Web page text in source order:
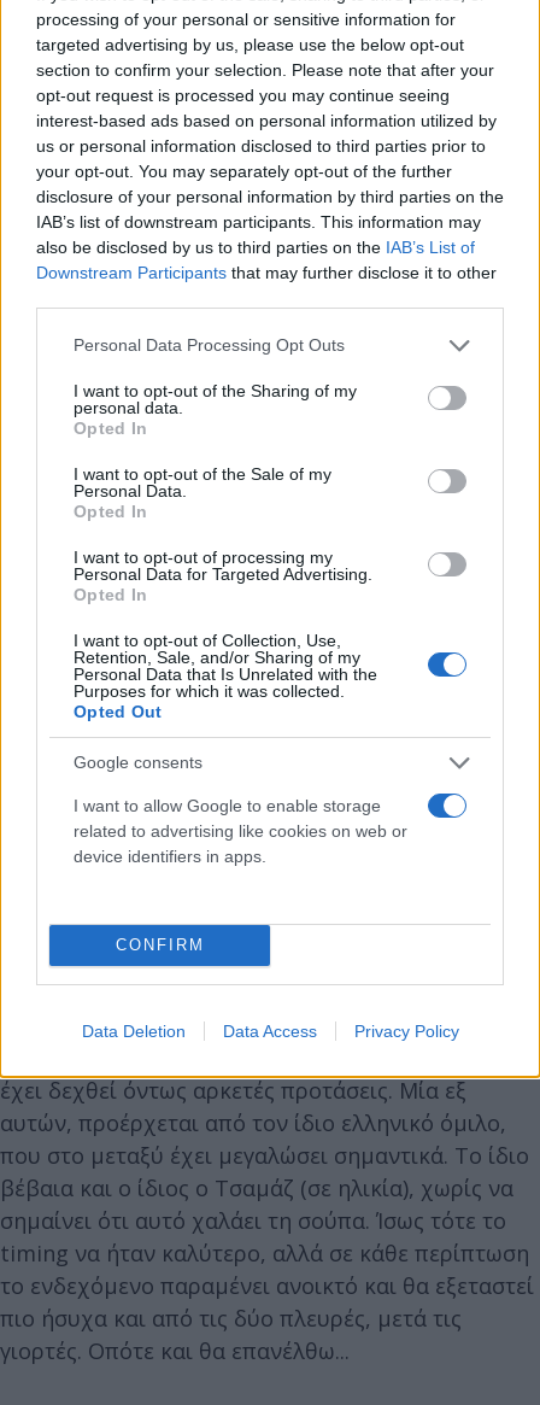
processing of your personal or sensitive information for
targeted advertising by us, please use the below opt-out
section to confirm your selection. Please note that after your
opt-out request is processed you may continue seeing
interest-based ads based on personal information utilized by
us or personal information disclosed to third parties prior to
your opt-out. You may separately opt-out of the further
disclosure of your personal information by third parties on the
IAB’s list of downstream participants. This information may
also be disclosed by us to third parties on the IAB’s List of
Downstream Participants that may further disclose it to other
Please note that this website/app uses one or more Google
not limited to your visit or usage behaviour. You may click to
grant or deny consent to Google and its third-party tags to
use your data for below specified purposes in below Google
consent section.
Personal Data Processing Opt Outs
I want to opt-out of the Sharing of my
personal data.
Opted In
I want to opt-out of the Sale of my
Personal Data.
Opted In
I want to opt-out of processing my
Personal Data for Targeted Advertising.
Opted In
I want to opt-out of Collection, Use,
Retention, Sale, and/or Sharing of my
Personal Data that Is Unrelated with the
Purposes for which it was collected.
Opted Out
Google consents
I want to allow Google to enable storage
related to advertising like cookies on web or
device identifiers in apps.
CONFIRM
Data Deletion Data Access Privacy Policy
τελικές αποφάσεις, σας είχα ενημερώσει πως ο
Κώστας Νεμπήςθα είναι ο διάδοχος τουΜιχάλη
Τσαμάζ, στο τιμόνι του ΟΤΕ. Οπότε και θεωρώ πως
δικαιούμαι να επανέλθω με τα περαιτέρω...
Κατ’ αρχήν να σας πω πως η αλλαγή φρουράς, δεν
έγινε λόγω του γεγονότος ότι ο «τιμονιέρης» δεν
πέτυχε τους στόχους του. Το αντίθετο μάλιστα.
μορφή ενός παρόχου διευρυμένων υπηρεσιών και
δραστηριοτήτων. Με πολλά αντικείμενα. Γι’ αυτό
και τοποθετούν έναν 50άρη, που προέρχεται από
άλλη, δεν σημαίνει ότι και η αλλαγή, θα είναι a walk
in the park, που λένε στο χωριό μου. Στην ηγεσία
θα υπάρξουν αρκετές αλλαγές προς την
κατεύθυνση αυτή και λογικό είναι στο διάστημα
Επόμενη δουλειά
Τώρα, για τους κουτσομπόληδες, που
αναρωτιούνται τι θα κάνει ο 64χρονος
Μιχάλης
Τσαμάζτην επόμενη ημέρα, να σας πω αυτά που
ξέρω... Λοιπόν, το 2017, όταν είχε τεθεί πάλι το
είχε δεχθεί μία σοβαρότατη πρόταση να αναλάβει
τα ηνία μιας πολύ μεγάλης ελληνικής εταιρείας με
διεθνή διάσταση και προοπτική. Τελικά, αυτή δεν
προχώρησε, μια και το στέλεχος αποφάσισε να
έχει δεχθεί όντως αρκετές προτάσεις. Μία εξ
αυτών, προέρχεται από τον ίδιο ελληνικό όμιλο,
που στο μεταξύ έχει μεγαλώσει σημαντικά. Το ίδιο
βέβαια και ο ίδιος ο Τσαμάζ (σε ηλικία), χωρίς να
σημαίνει ότι αυτό χαλάει τη σούπα. Ίσως τότε το
timing να ήταν καλύτερο, αλλά σε κάθε περίπτωση
το ενδεχόμενο παραμένει ανοικτό και θα εξεταστεί
πιο ήσυχα και από τις δύο πλευρές, μετά τις
γιορτές. Οπότε και θα επανέλθω...